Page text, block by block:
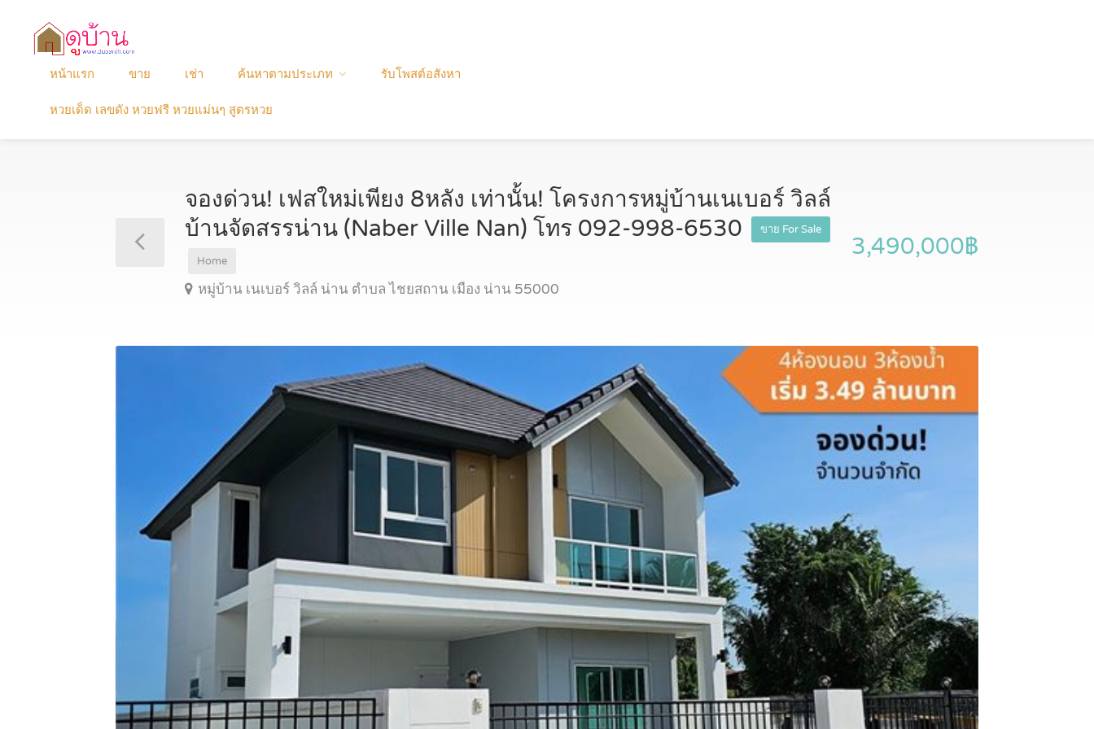
หน้าแรก ขาย เช่า ค้นหาตามประเภท รับโพสต์อสังหา
หวยเด็ด เลขดัง หวยฟรี หวยแม่นๆ สูตรหวย
จองด่วน! เฟสใหม่เพียง 8หลัง เท่านั้น! โครงการหมู่บ้านเนเบอร์ วิลล์
บ้านจัดสรรน่าน (Naber Ville Nan) โทร 092-998-6530
ขาย For Sale
Home
หมู่บ้าน เนเบอร์ วิลล์ น่าน ตำบล ไชยสถาน เมือง น่าน 55000
3,490,000฿